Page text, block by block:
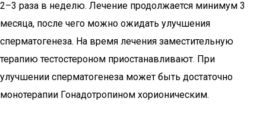
2–3 раза в неделю. Лечение продолжается минимум 3
месяца, после чего можно ожидать улучшения
сперматогенеза. На время лечения заместительную
терапию тестостероном приостанавливают. При
улучшении сперматогенеза может быть достаточно
монотерапии Гонадотропином хорионическим.